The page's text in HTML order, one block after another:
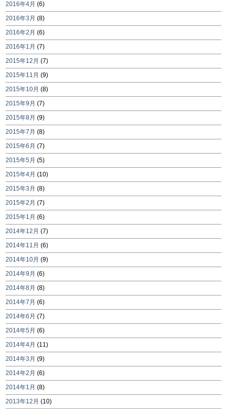
2016年4月 (6)
2016年3月 (8)
2016年2月 (6)
2016年1月 (7)
2015年12月 (7)
2015年11月 (9)
2015年10月 (8)
2015年9月 (7)
2015年8月 (9)
2015年7月 (8)
2015年6月 (7)
2015年5月 (5)
2015年4月 (10)
2015年3月 (8)
2015年2月 (7)
2015年1月 (6)
2014年12月 (7)
2014年11月 (6)
2014年10月 (9)
2014年9月 (6)
2014年8月 (8)
2014年7月 (6)
2014年6月 (7)
2014年5月 (6)
2014年4月 (11)
2014年3月 (9)
2014年2月 (6)
2014年1月 (8)
2013年12月 (10)